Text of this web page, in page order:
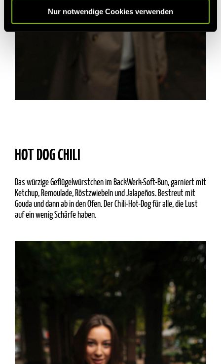
Nur notwendige Cookies verwenden
HOT DOG CHILI
Das würzige Geflügelwürstchen im BackWerk-Soft-Bun, garniert mit
Ketchup, Remoulade, Röstzwiebeln und Jalapeños. Bestreut mit
Gouda und dann ab in den Ofen. Der Chili-Hot-Dog für alle, die Lust
auf ein wenig Schärfe haben.